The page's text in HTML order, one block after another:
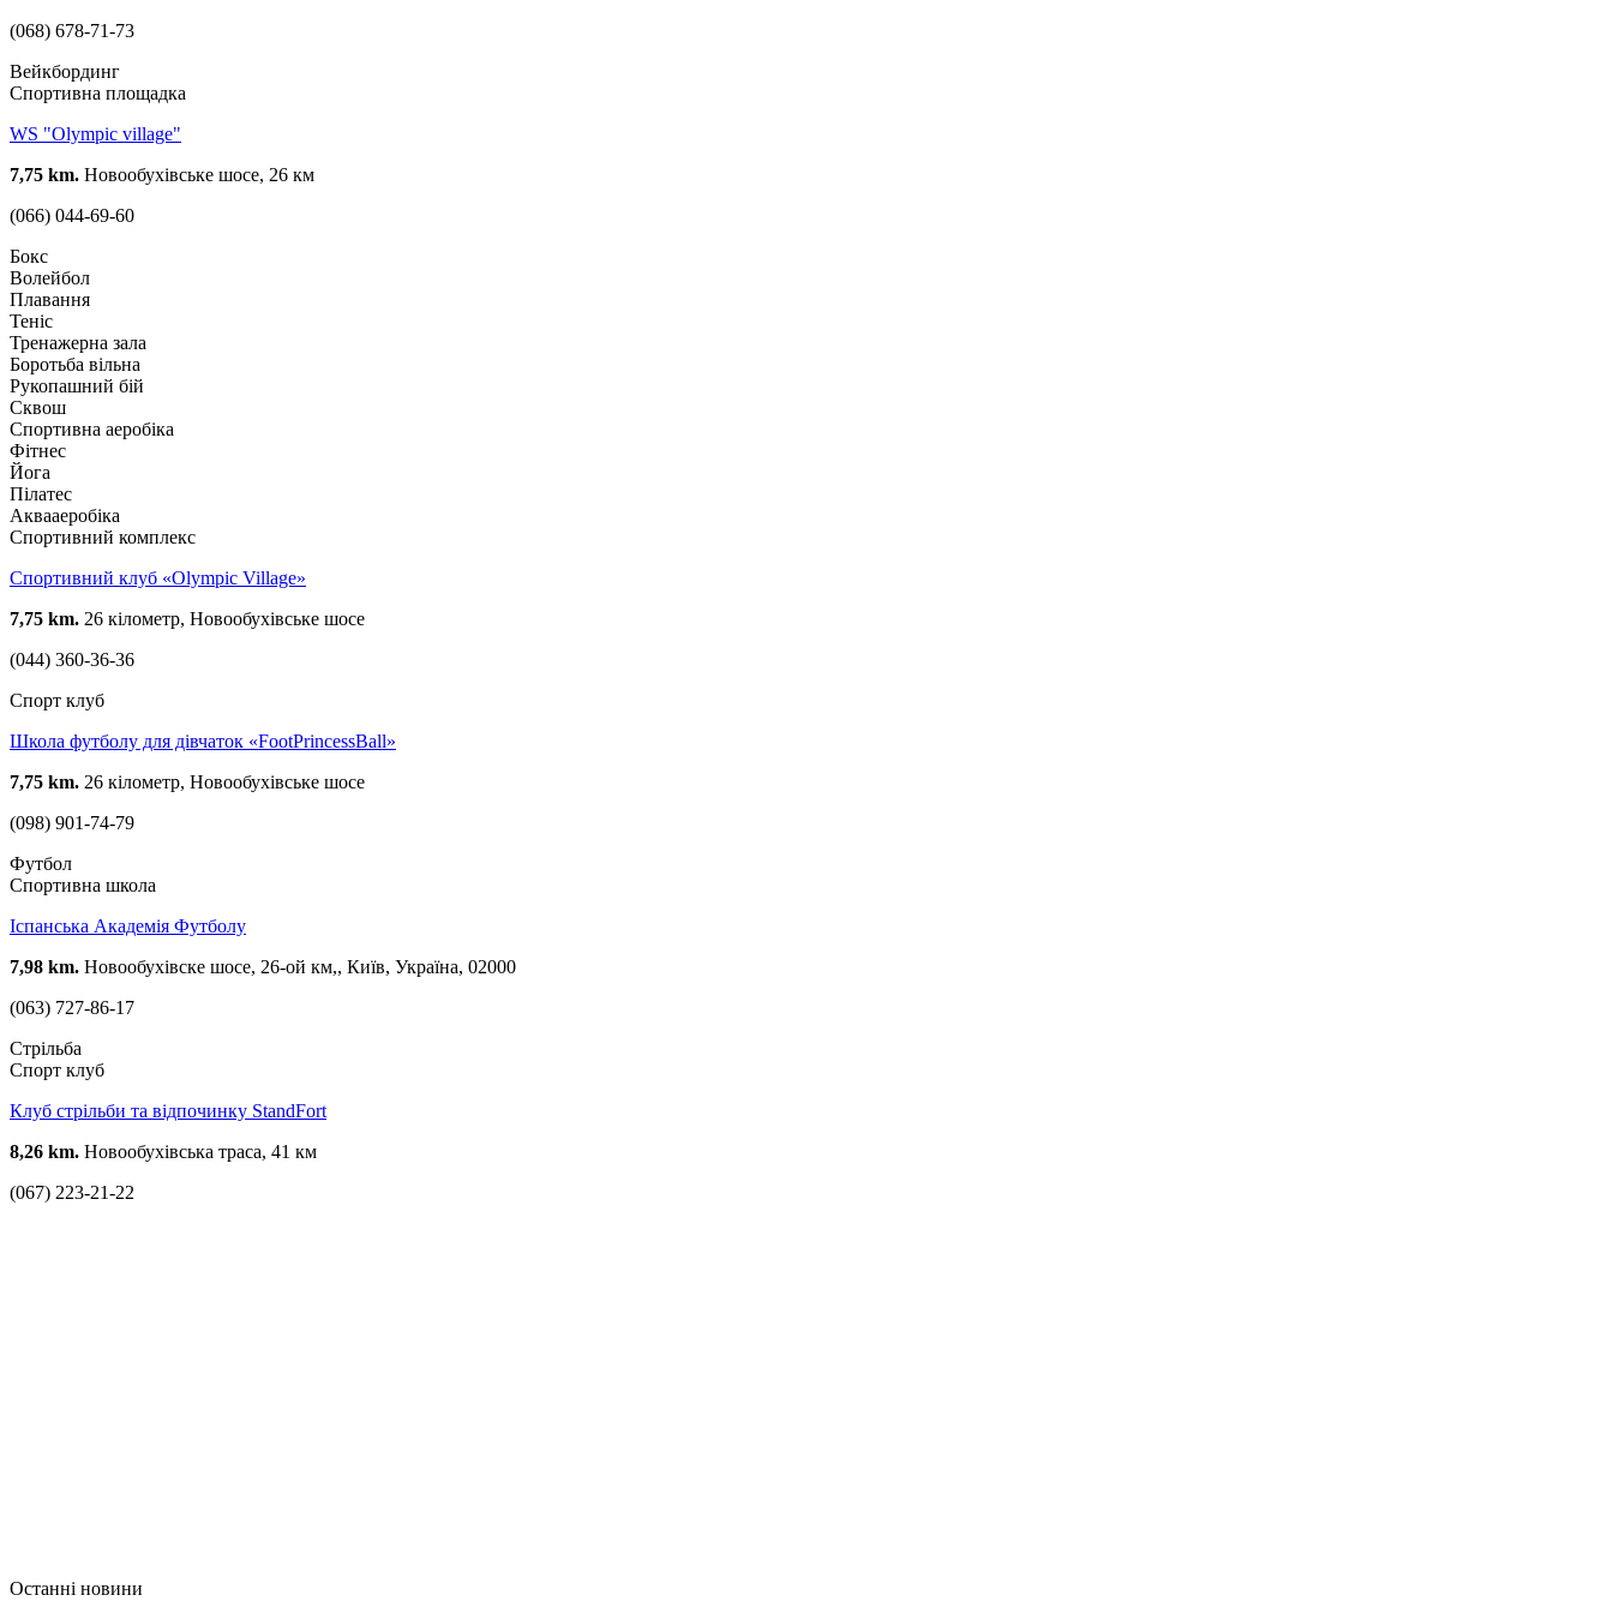
(068) 678-71-73
Вейкбординг
Спортивна площадка
WS "Olympic village"
7,75 km. Новообухівське шосе, 26 км
(066) 044-69-60
Бокс
Волейбол
Плавання
Теніс
Тренажерна зала
Боротьба вільна
Рукопашний бій
Сквош
Спортивна аеробіка
Фітнес
Йога
Пілатес
Аквааеробіка
Спортивний комплекс
Спортивний клуб «Olympic Village»
7,75 km. 26 кілометр, Новообухівське шосе
(044) 360-36-36
Спорт клуб
Школа футболу для дівчаток «FootPrincessBall»
7,75 km. 26 кілометр, Новообухівське шосе
(098) 901-74-79
Футбол
Спортивна школа
Іспанська Академія Футболу
7,98 km. Новообухівске шосе, 26-ой км,, Київ, Україна, 02000
(063) 727-86-17
Стрільба
Спорт клуб
Клуб стрільби та відпочинку StandFort
8,26 km. Новообухівська траса, 41 км
(067) 223-21-22
Останні новини